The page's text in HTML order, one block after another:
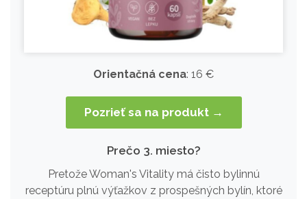
Orientačná cena: 16 €
Pozrieť sa na produkt →
Prečo 3. miesto?
Pretože Woman's Vitality má čisto bylinnú
receptúru plnú výťažkov z prospešných bylín, ktoré